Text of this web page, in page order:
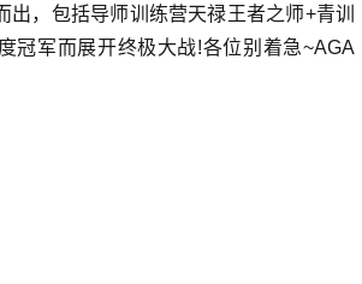
，包括导师训练营天禄王者之师+青训
冠军而展开终极大战!各位别着急~AGA